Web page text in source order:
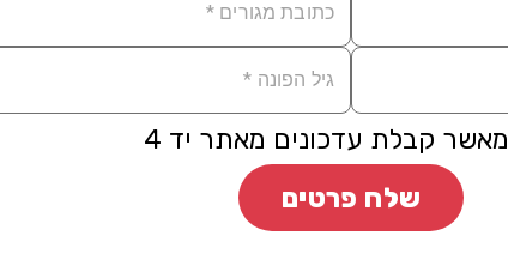
מאשר קבלת עדכונים מאתר יד 4
שלח פרטים